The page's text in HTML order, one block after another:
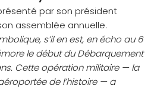
par son président
assemblée annuelle.
s’il en est, en écho au 6
le début du Débarquement
Cette opération militaire — la
de l’histoire — a